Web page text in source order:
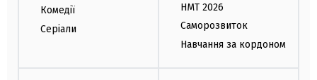
Комедії
Серіали
НМТ 2026
Саморозвиток
Навчання за кордоном